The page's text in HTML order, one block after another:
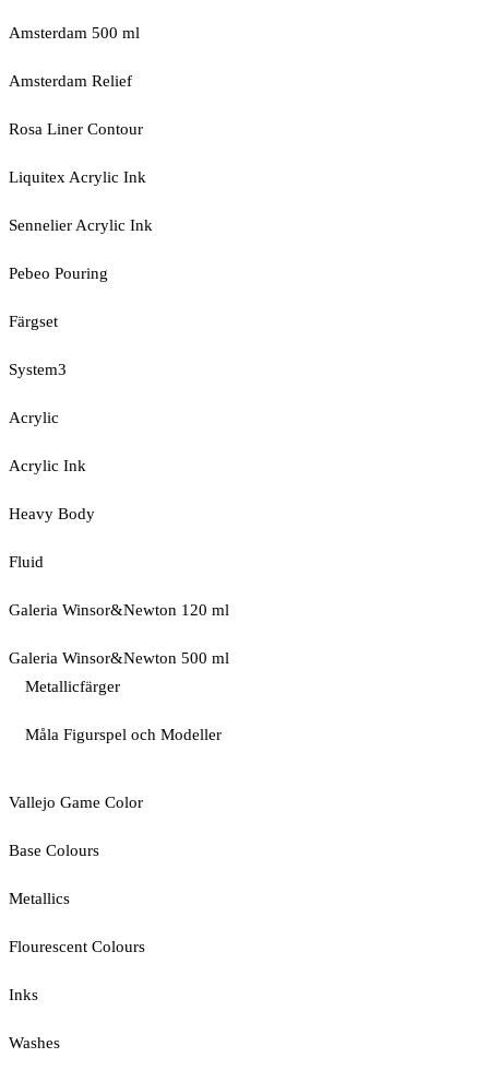
Amsterdam 500 ml
Amsterdam Relief
Rosa Liner Contour
Liquitex Acrylic Ink
Sennelier Acrylic Ink
Pebeo Pouring
Färgset
System3
Acrylic
Acrylic Ink
Heavy Body
Fluid
Galeria Winsor&Newton 120 ml
Galeria Winsor&Newton 500 ml
Metallicfärger
Måla Figurspel och Modeller
Vallejo Game Color
Base Colours
Metallics
Flourescent Colours
Inks
Washes